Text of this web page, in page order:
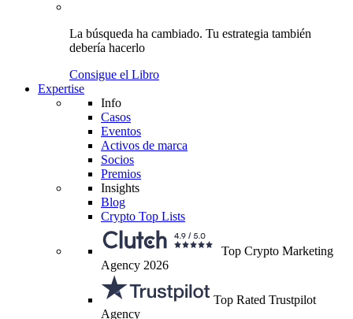
La búsqueda ha cambiado. Tu estrategia también
debería hacerlo
Consigue el Libro
Expertise
Info
Casos
Eventos
Activos de marca
Socios
Premios
Insights
Blog
Crypto Top Lists
Top Crypto Marketing
Agency 2026
Top Rated Trustpilot
Agency